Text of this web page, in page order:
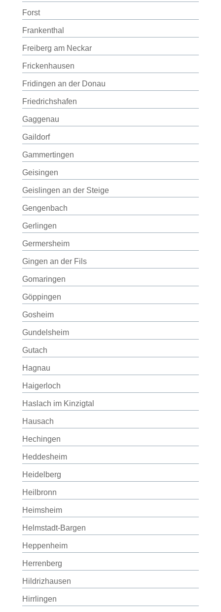
Forst
Frankenthal
Freiberg am Neckar
Frickenhausen
Fridingen an der Donau
Friedrichshafen
Gaggenau
Gaildorf
Gammertingen
Geisingen
Geislingen an der Steige
Gengenbach
Gerlingen
Germersheim
Gingen an der Fils
Gomaringen
Göppingen
Gosheim
Gundelsheim
Gutach
Hagnau
Haigerloch
Haslach im Kinzigtal
Hausach
Hechingen
Heddesheim
Heidelberg
Heilbronn
Heimsheim
Helmstadt-Bargen
Heppenheim
Herrenberg
Hildrizhausen
Hirrlingen